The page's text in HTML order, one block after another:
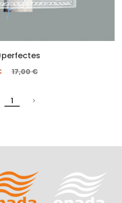
17,00 €
1